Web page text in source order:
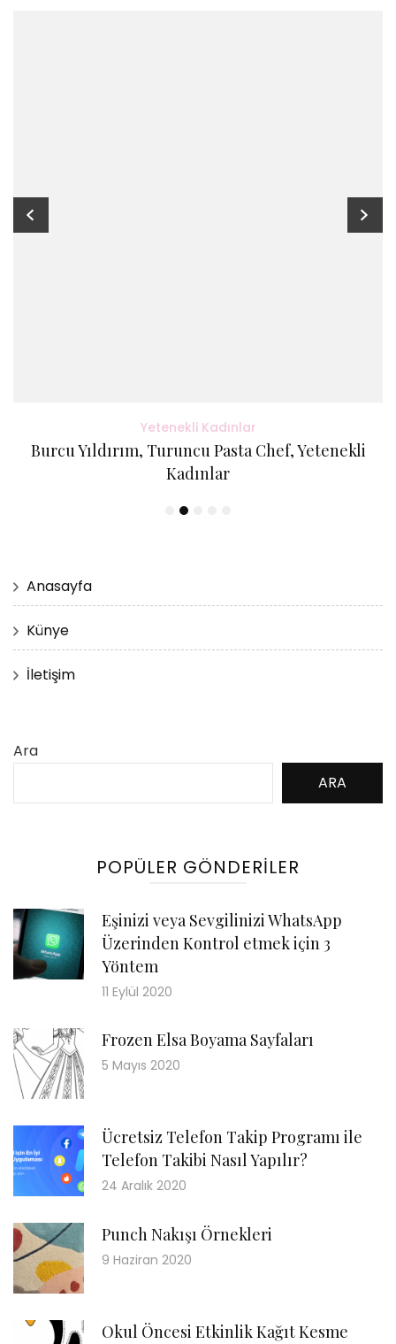
Yetenekli Kadınlar
Burcu Yıldırım, Turuncu Pasta Chef, Yetenekli
Kadınlar
Anasayfa
Künye
İletişim
Ara
ARA
POPÜLER GÖNDERILER
Eşinizi veya Sevgilinizi WhatsApp
Üzerinden Kontrol etmek için 3
Yöntem
11 Eylül 2020
Frozen Elsa Boyama Sayfaları
5 Mayıs 2020
Ücretsiz Telefon Takip Programı ile
Telefon Takibi Nasıl Yapılır?
24 Aralık 2020
Punch Nakışı Örnekleri
9 Haziran 2020
Okul Öncesi Etkinlik Kağıt Kesme